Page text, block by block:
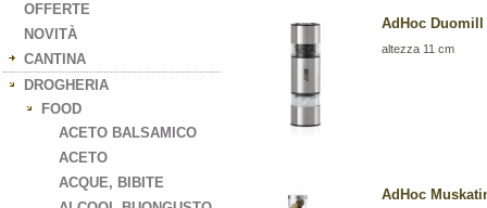
OFFERTE
NOVITÀ
CANTINA
DROGHERIA
FOOD
ACETO BALSAMICO
ACETO
ACQUE, BIBITE
AdHoc
altezza 11 cm
AdHoc